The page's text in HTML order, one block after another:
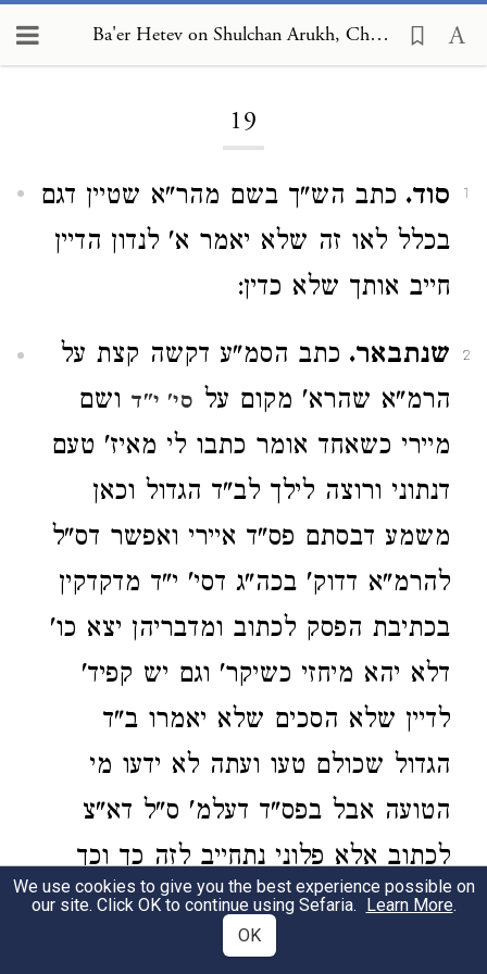
Ba'er Hetev on Shulchan Arukh, Choshen Mishpat 19
19
1 סוד. כתב הש"ך בשם מהר"א שטיין דגם
בכלל לאו זה שלא יאמר א' לנדון הדיין
חייב אותך שלא כדין:
2 שנתבאר. כתב הסמ"ע דקשה קצת על
הרמ"א שהרא' מקום על סי' י"ד ושם
מיירי כשאחד אומר כתבו לי מאיז' טעם
דנתוני ורוצה לילך לב"ד הגדול וכאן
משמע דבסתם פס"ד איירי ואפשר דס"ל
להרמ"א דדוק' בכה"ג דסי' י"ד מדקדקין
בכתיבת הפסק לכתוב ומדבריהן יצא כו'
דלא יהא מיחזי כשיקר' וגם יש קפיד'
לדיין שלא הסכים שלא יאמרו ב"ד
הגדול שכולם טעו ועתה לא ידעו מי
הטועה אבל בפס"ד דעלמ' ס"ל דא"צ
לכתוב אלא פלוני נתחייב לזה כך וכך
אבל בגמ' פרק ז"ב מוכח דבכל פס"ד
שכותבין הדיינים צריכין לכתוב
We use cookies to give you the best experience possible on
our site. Click OK to continue using Sefaria. Learn More.
OK